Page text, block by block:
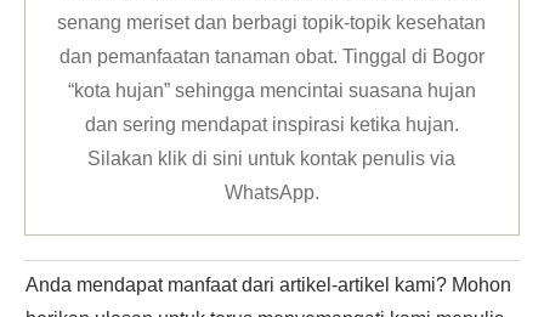
senang meriset dan berbagi topik-topik kesehatan
dan pemanfaatan tanaman obat. Tinggal di Bogor
“kota hujan” sehingga mencintai suasana hujan
dan sering mendapat inspirasi ketika hujan.
Silakan klikdi sini untuk kontak penulis via
WhatsApp.
Anda mendapat manfaat dari artikel-artikel kami? Mohon